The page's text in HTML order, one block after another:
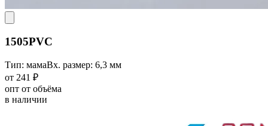
1505PVC
Тип: мамаВх. размер: 6,3 мм
от 241 ₽
опт от объёма
в наличии